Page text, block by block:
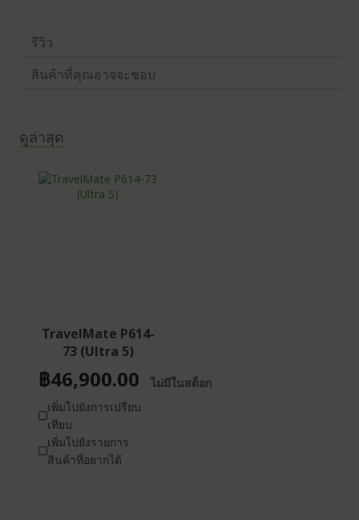
รีวิว
สินค้าที่คุณอาจจะชอบ
ดูล่าสุด
TravelMate P614-
73 (Ultra 5)
฿46,900.00
ไม่มีในสต็อก
เพิ่มไปยังการเปรียบ
เทียบ
เพิ่มไปยังรายการ
สินค้าที่อยากได้